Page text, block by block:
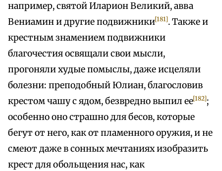
например, святой Иларион Великий, авва
Вениамин и другие подвижники[181]. Также и
крестным знамением подвижники
благочестия освящали свои мысли,
прогоняли худые помыслы, даже исцеляли
болезни: преподобный Юлиан, благословив
крестом чашу с ядом, безвредно выпил ее[182];
особенно оно страшно для бесов, которые
бегут от него, как от пламенного оружия, и не
смеют даже в сонных мечтаниях изобразить
крест для обольщения нас, как